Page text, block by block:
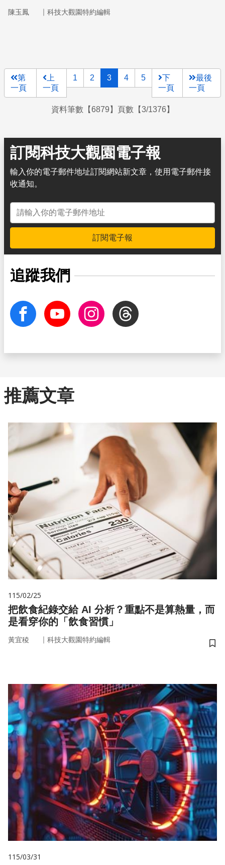
災後檢討制度與工程標準，讓下一次應變更快、更準確。
陳玉鳳 ｜ 科技大觀園特約編輯
第
一頁
上
一頁
1 2 3 4 5
下
一頁
最後
一頁
資料筆數【6879】頁數【3/1376】
訂閱科技大觀園電子報
輸入你的電子郵件地址訂閱網站新文章，使用電子郵件接
收通知。
電子郵件地址
訂閱電子報
追蹤我們
facebook Youtube InstagramThreads
推薦文章
115/02/25
把飲食紀錄交給 AI 分析？重點不是算熱量，而
是看穿你的「飲食習慣」
黃宜稜 ｜ 科技大觀園特約編輯
儲
115/03/31